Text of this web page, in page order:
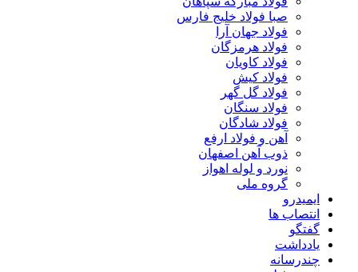
صبا فولاد خلیج فارس
فولاد جهان آرا
فولاد هرمزگان
فولاد کاویان
فولاد کیش
فولاد گل گهر
فولاد سنگان
فولاد شادگان
آهن و فولاد ارفع
ذوب آهن اصفهان
نورد و لوله اهواز
گروه ملی
ایمیدرو
انتصاب ها
گفتگو
یادداشت
چندرسانه